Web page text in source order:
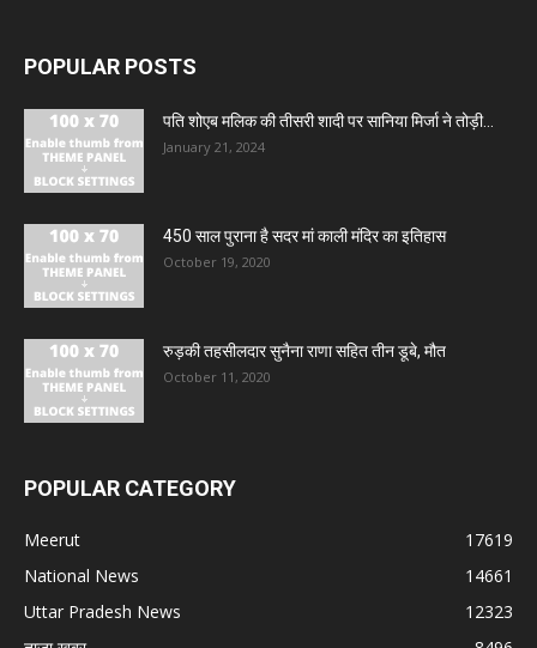
POPULAR POSTS
पति शोएब मलिक की तीसरी शादी पर सानिया मिर्जा ने तोड़ी...
January 21, 2024
450 साल पुराना है सदर मां काली मंदिर का इतिहास
October 19, 2020
रुड़की तहसीलदार सुनैना राणा सहित तीन डूबे, मौत
October 11, 2020
POPULAR CATEGORY
Meerut
17619
National News
14661
Uttar Pradesh News
12323